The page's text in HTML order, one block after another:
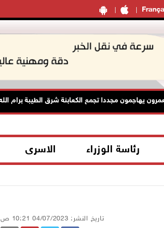
يهاجمون مجددا تجمع الكعابنة شرق الطيبة برام الله
رئاسة الوزراء الاسرى
تاريخ النشر: 04/07/2023 10:21 ص